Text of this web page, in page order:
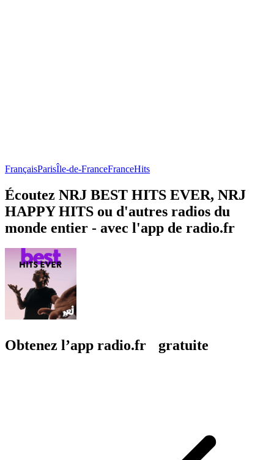
FrançaisParisÎle-de-FranceFranceHits
Écoutez NRJ BEST HITS EVER, NRJ
HAPPY HITS ou d'autres radios du
monde entier - avec l'app de radio.fr
Obtenez l’app radio.fr gratuite